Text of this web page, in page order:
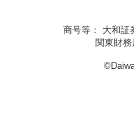
商号等： 大和証
関東財